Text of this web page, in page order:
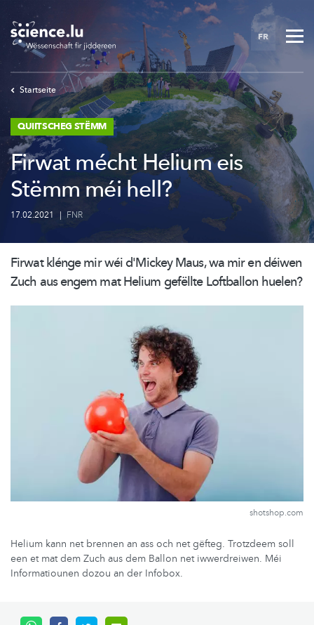
to
main
content
FR
Startseite
QUIITSCHEG STËMM
Firwat mécht Helium eis
Stëmm méi hell?
17.02.2021 | FNR
Firwat klénge mir wéi d'Mickey Maus, wa mir en déiwen
Zuch aus engem mat Helium gefëllte Loftballon huelen?
shotshop.com
Helium kann net brennen an ass och net gëfteg. Trotzdeem soll
een et mat dem Zuch aus dem Ballon net iwwerdreiwen. Méi
Informatiounen dozou an der Infobox.